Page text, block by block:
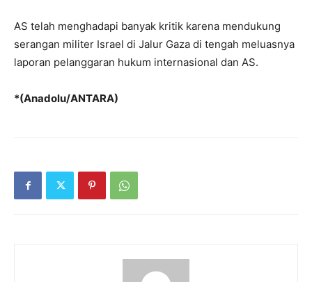
AS telah menghadapi banyak kritik karena mendukung
serangan militer Israel di Jalur Gaza di tengah meluasnya
laporan pelanggaran hukum internasional dan AS.
*(Anadolu/ANTARA)